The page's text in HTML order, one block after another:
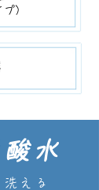
）
水
える